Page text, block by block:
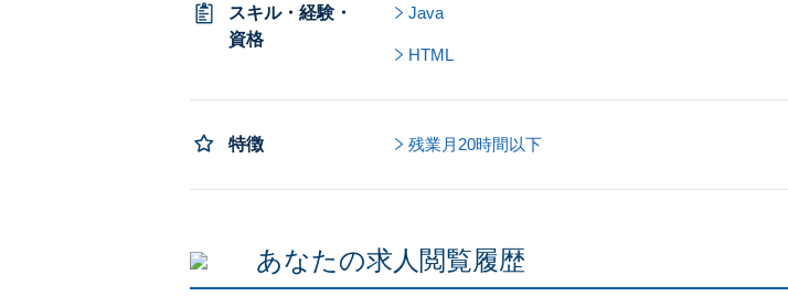
スキル・経験・
資格
Java
HTML
特徴 残業月20時間以下
あなたの求人閲覧履歴